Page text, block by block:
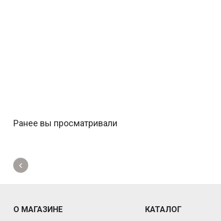
Ранее вы просматривали
‹
О МАГАЗИНЕ КАТАЛОГ